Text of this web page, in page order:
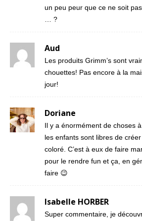
un peu peur que ce ne soit
… ?
Aud
Les produits Grimm’s sont
chouettes! Pas encore à la
jour!
Doriane
Il y a énormément de choses
les enfants sont libres de
coloré. C’est à eux de faire
pour le rendre fun et ça, en
faire 😉
Isabelle HORBER
Super commentaire, je